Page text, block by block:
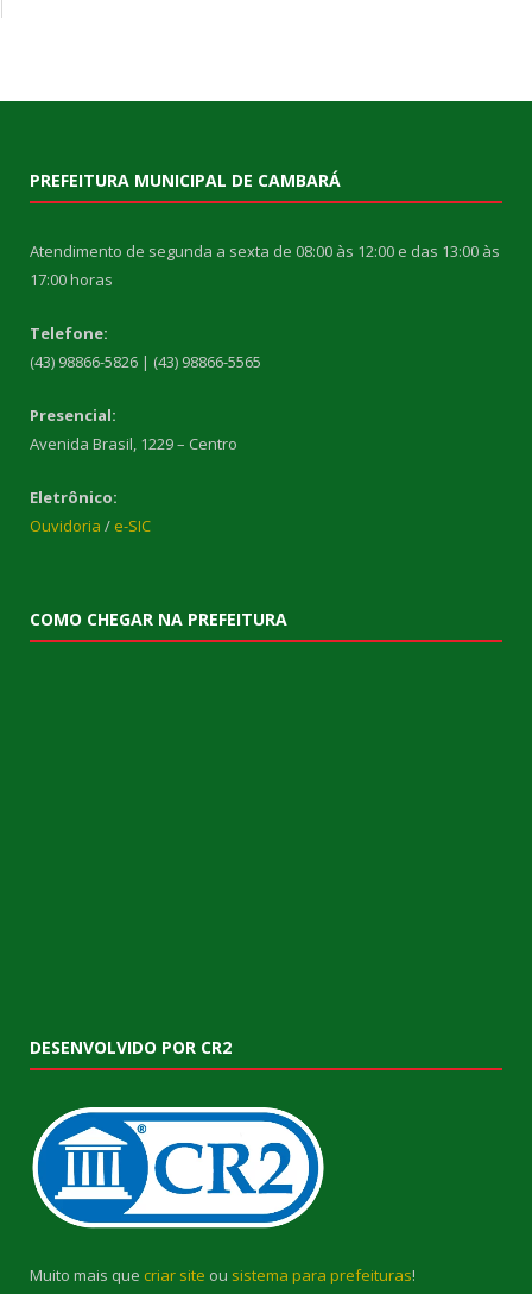
PREFEITURA MUNICIPAL DE CAMBARÁ
Atendimento de segunda a sexta de 08:00 às 12:00 e das 13:00 às
17:00 horas
Telefone:
(43) 98866-5826 | (43) 98866-5565
Presencial:
Avenida Brasil, 1229 – Centro
Eletrônico:
Ouvidoria / e-SIC
COMO CHEGAR NA PREFEITURA
DESENVOLVIDO POR CR2
Muito mais que criar site ou sistema para prefeituras!